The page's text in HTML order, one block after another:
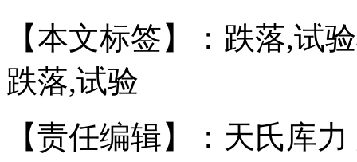
【本文标签】：跌落,试
跌落,试验
【责任编辑】：天氏库